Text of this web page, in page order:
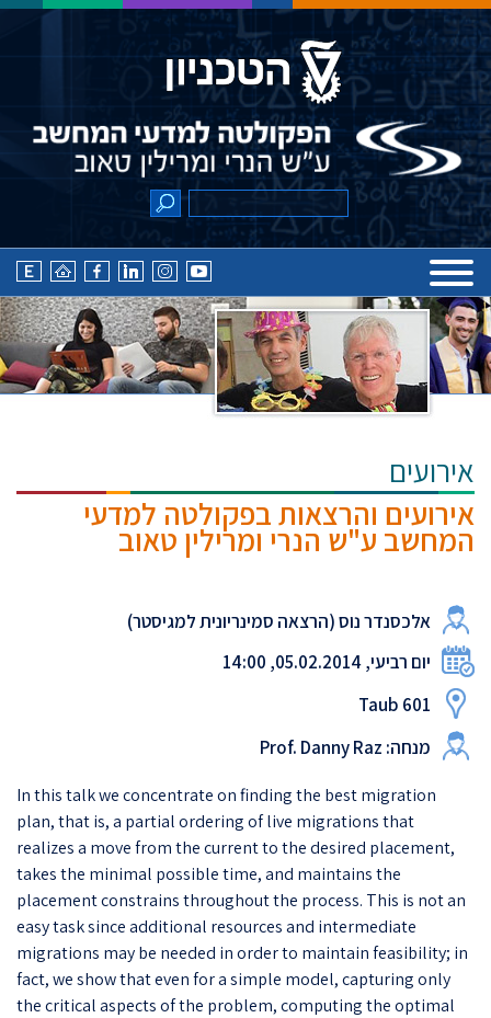
אירועים
אירועים והרצאות בפקולטה למדעי
המחשב ע"ש הנרי ומרילין טאוב
אלכסנדר נוס (הרצאה סמינריונית למגיסטר)
יום רביעי, 05.02.2014, 14:00
Taub 601
מנחה: Prof. Danny Raz
In this talk we concentrate on finding the best migration
plan, that is, a partial ordering of live migrations that
realizes a move from the current to the desired placement,
takes the minimal possible time, and maintains the
placement constrains throughout the process. This is not an
easy task since additional resources and intermediate
migrations may be needed in order to maintain feasibility; in
fact, we show that even for a simple model, capturing only
the critical aspects of the problem, computing the optimal